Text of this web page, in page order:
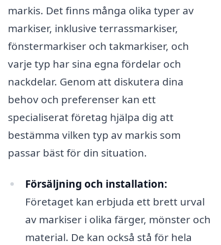
markis. Det finns många olika typer av
markiser, inklusive terrassmarkiser,
fönstermarkiser och takmarkiser, och
varje typ har sina egna fördelar och
nackdelar. Genom att diskutera dina
behov och preferenser kan ett
specialiserat företag hjälpa dig att
bestämma vilken typ av markis som
passar bäst för din situation.
Försäljning och installation:
Företaget kan erbjuda ett brett urval
av markiser i olika färger, mönster och
material. De kan också stå för hela